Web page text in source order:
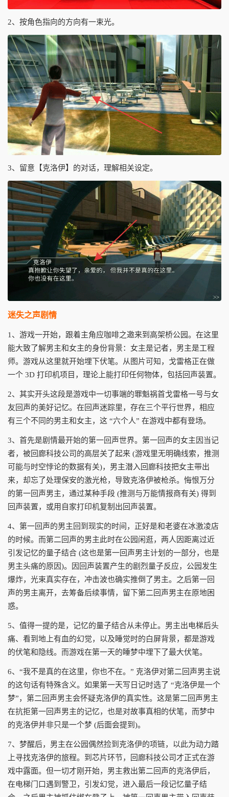
2、按角色指向的方向有一束光。
3、留意【克洛伊】的对话，理解相关设定。
迷失之声剧情
1、游戏一开始，跟着主角应咖啡之邀来到高架桥公园。在这里
能大致了解男主和女主的身份背景：女主是记者，男主是工程
师。游戏从这里就开始埋下伏笔。从图片可知，戈雷格正在做
一个 3D 打印机项目，理论上能打印任何物体，包括回声装置。
2、其实开头这段是游戏中一切事端的罪魁祸首戈雷格一号与女
友回声的美好记忆。在回声迷踪里，存在三个平行世界，相应
有三个不同的男主和女主，这 “六个人” 在游戏中都有登场。
3、首先是剧情最开始的第一回声世界。第一回声的女主因当记
者，被回廊科技公司的高层关了起来 (游戏里无明确线索，推测
可能与时空悖论的数据有关)，男主潜入回廊科技把女主带出
来，却忘了处理保安的激光枪，导致克洛伊被枪杀。悔恨万分
的第一回声男主，通过某种手段 (推测与万能情报商有关) 得到
回声装置，或用自家打印机复制出回声装置。
4、第一回声的男主回到现实的时间，正好是和老婆在冰激凌店
的时候。而第二回声的男主此时在公园闲逛，两人因距离过近
引发记忆的量子结合 (这也是第一回声男主计划的一部分，也是
男主头痛的原因)。因回声装置产生的剧烈量子反应，公园发生
爆炸，光束真实存在，冲击波也确实推倒了男主。之后第一回
声的男主离开，去筹备后续事情，留下第二回声男主在原地困
惑。
5、值得一提的是，记忆的量子结合从未停止。男主出电梯后头
痛、看到地上有血的幻觉，以及睡觉时的白屏背景，都是游戏
的伏笔和隐线。而游戏在第一天的睡梦中埋下了最大伏笔。
6、“我不是真的在这里，你也不在。” 克洛伊对第二回声男主说
的这句话有特殊含义。如果第一天写日记时选了 “克洛伊是一个
梦”，第二回声男主会怀疑克洛伊的真实性。这是第二回声男主
在抗拒第一回声男主的记忆，也是对故事真相的伏笔，而梦中
的克洛伊并非只是一个梦 (后面会提到)。
7、梦醒后，男主在公园偶然捡到克洛伊的项链，以此为动力踏
上寻找克洛伊的旅程。到芯片环节，回廊科技公司才正式在游
戏中露面。但一切才刚开始，男主救出第二回声的克洛伊后，
在电梯门口遇到警卫，引发幻觉，进入最后一段记忆量子结